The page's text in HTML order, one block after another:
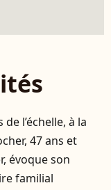
de l’échelle, à la
47 ans et
évoque son
familial